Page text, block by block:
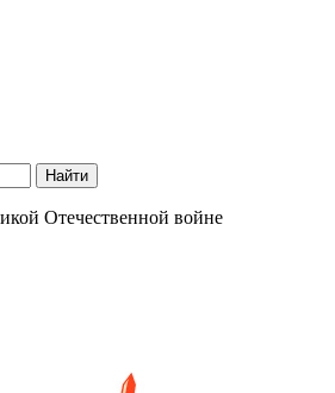
Найти
Отечественной войне